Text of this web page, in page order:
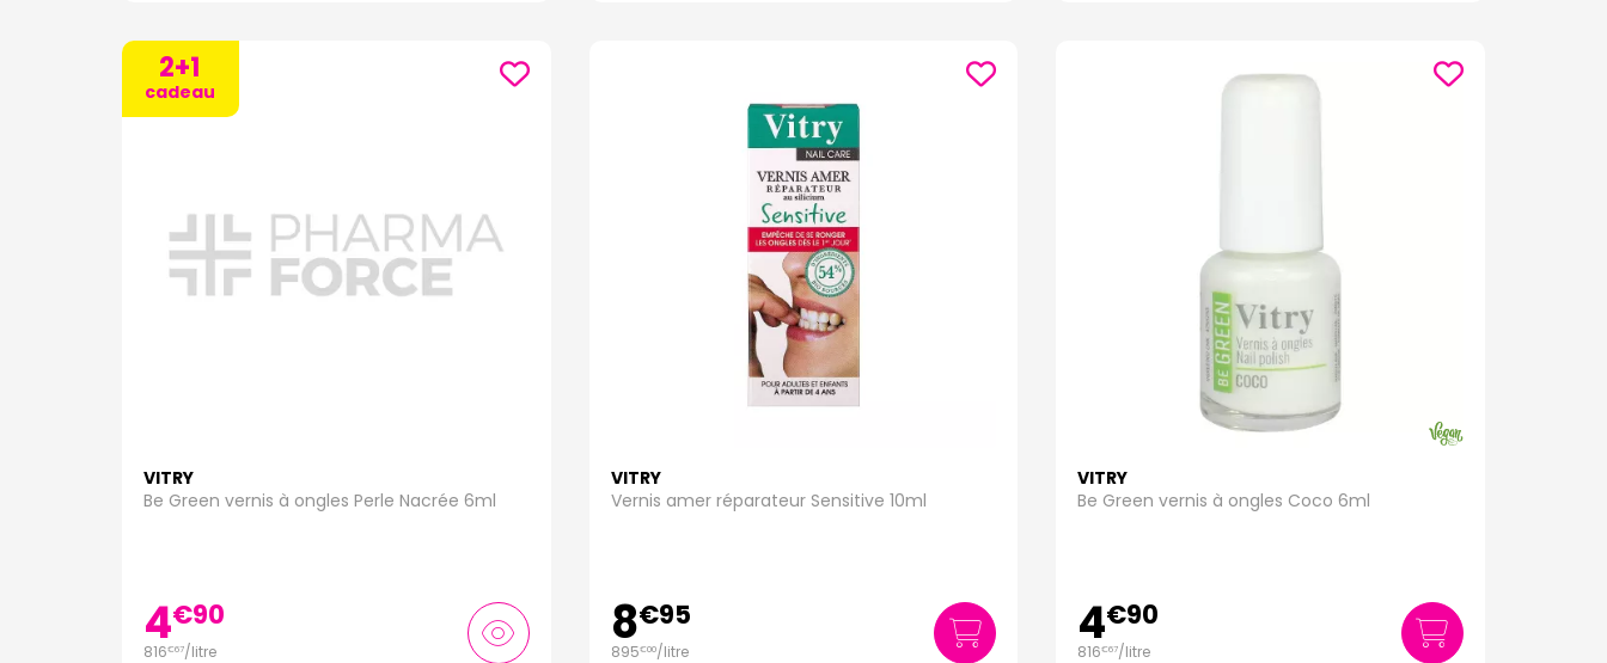
2+1
cadeau
VITRY
Be Green vernis à ongles Perle Nacrée 6ml
4€90
816€67/litre
VITRY
Vernis amer réparateur Sensitive 10ml
8€95
895€00/litre
VITRY
Be Green vernis à ongles Coco 6ml
4€90
816€67/litre